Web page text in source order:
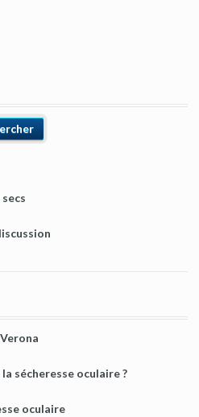
sécheresse oculaire ?
oculaire